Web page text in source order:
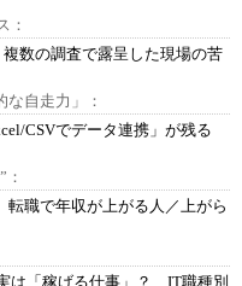
：
数の調査で露呈した現場の苦
自走力」：
CSVでデータ連携」が残る
転職で年収が上がる人／上がら
は「稼げる仕事」？ IT職種別